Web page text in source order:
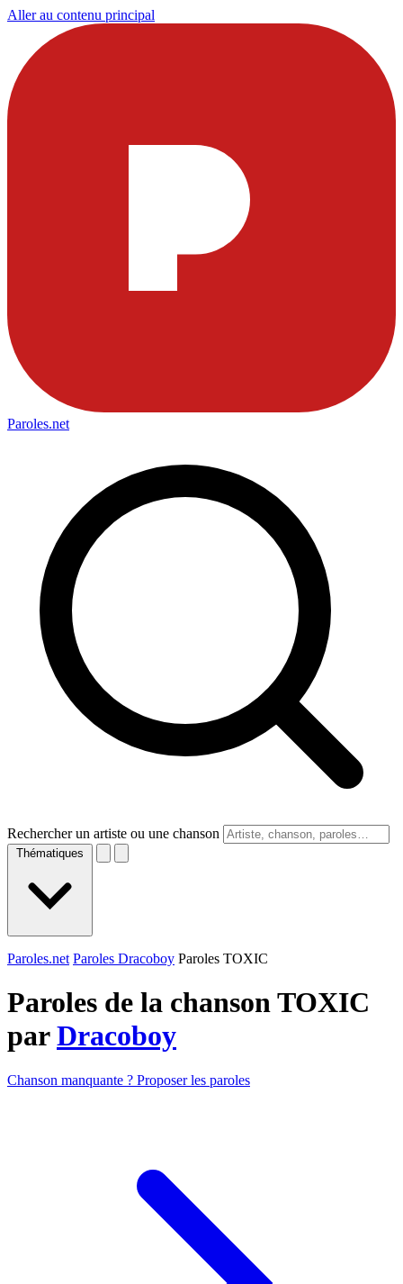
Aller au contenu principal
Paroles.net
Rechercher un artiste ou une chanson
Thématiques
Paroles.net Paroles Dracoboy Paroles TOXIC
Paroles de la chanson TOXIC
parDracoboy
Chanson manquante ? Proposer les paroles